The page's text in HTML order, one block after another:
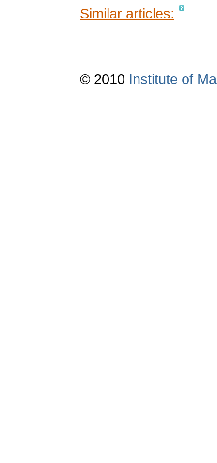
Similar articles:
© 2010 Institute of